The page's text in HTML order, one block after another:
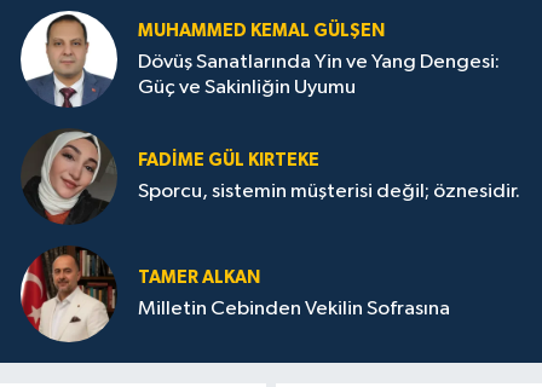
MUHAMMED KEMAL GÜLŞEN
Dövüş Sanatlarında Yin ve Yang Dengesi:
Güç ve Sakinliğin Uyumu
FADIME GÜL KIRTEKE
Sporcu, sistemin müşterisi değil; öznesidir.
TAMER ALKAN
Milletin Cebinden Vekilin Sofrasına